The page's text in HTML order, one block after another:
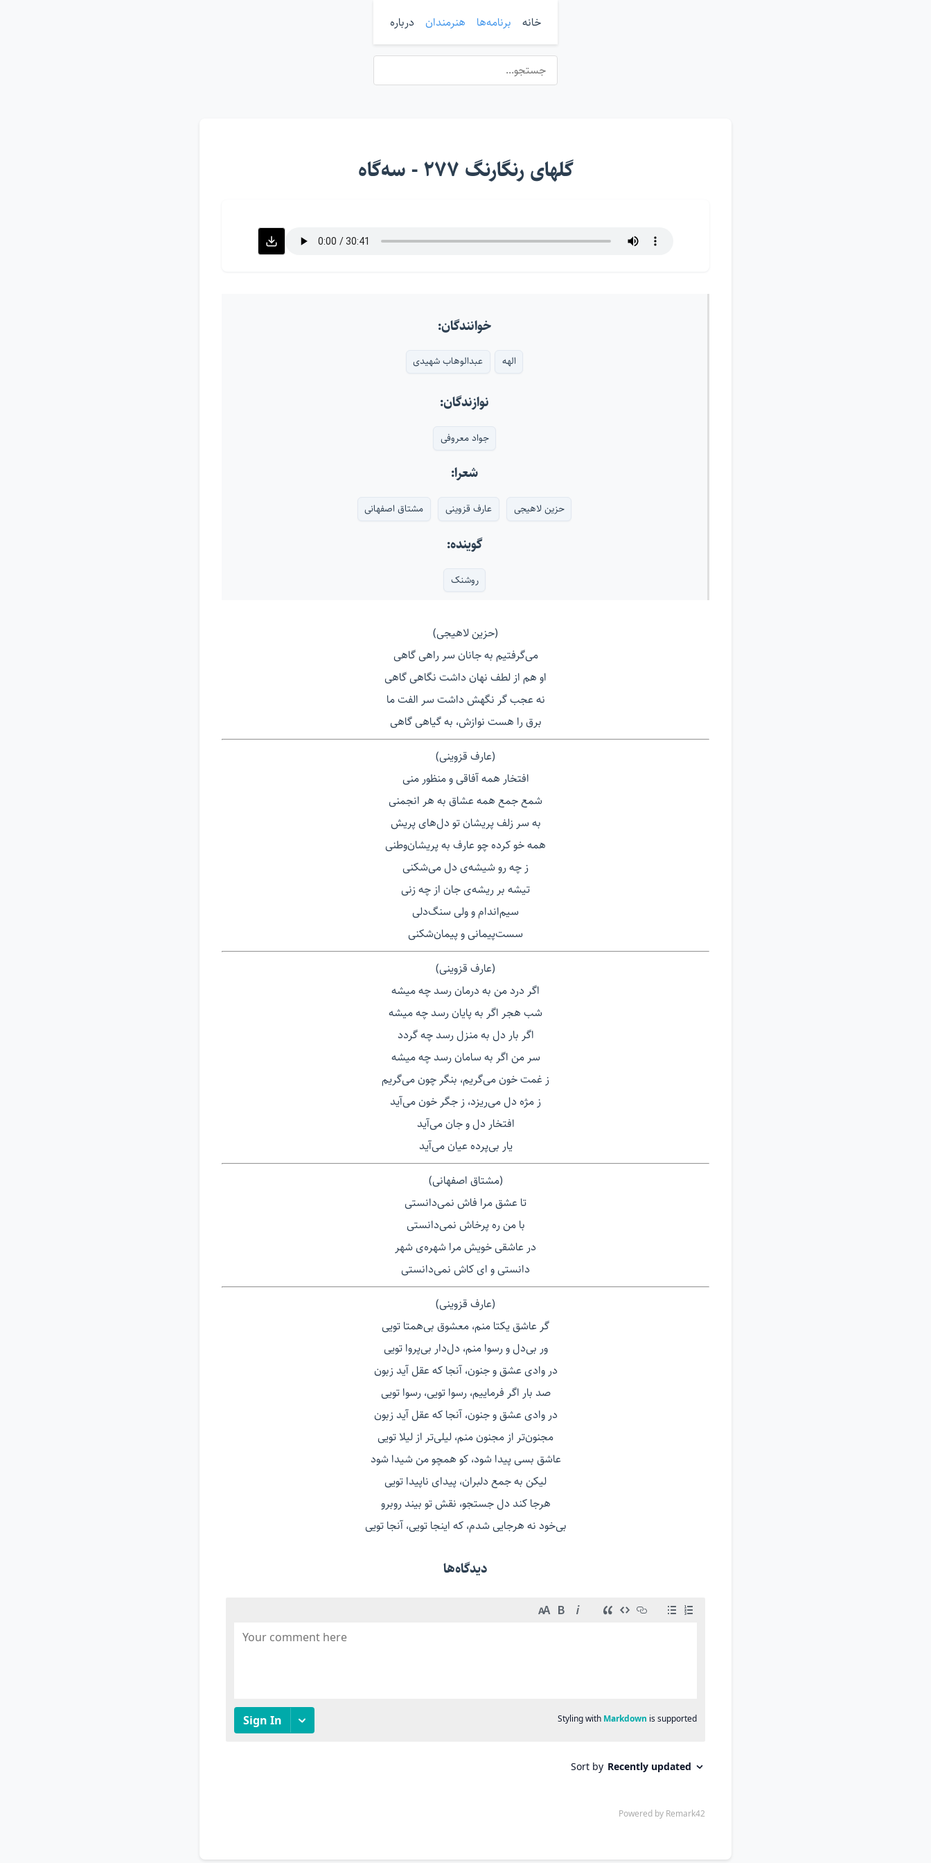
خانه برنامه‌ها هنرمندان درباره
گلهای رنگارنگ ۲۷۷ - سه‌گاه
خوانندگان:
الهه عبدالوهاب شهیدی
نوازندگان:
جواد معروفی
شعرا:
حزین لاهیجی عارف قزوینی مشتاق اصفهانی
گوینده:
روشنک
(حزین لاهیجی)
می‌گرفتیم به جانان سر راهی گاهی
او هم از لطف نهان داشت نگاهی گاهی
نه عجب گر نگهش داشت سر الفت ما
برق را هست نوازش، به گیاهی گاهی
(عارف قزوینی)
افتخار همه آفاقی و منظور منی
شمع جمع همه عشاق به هر انجمنی
به سر زلف پریشان تو دل‌های پریش
همه خو کرده چو عارف به پریشان‌وطنی
ز چه رو شیشه‌ی دل می‌شکنی
تیشه بر ریشه‌ی جان از چه زنی
سیم‌اندام و ولی سنگ‌دلی
سست‌پیمانی و پیمان‌شکنی
(عارف قزوینی)
اگر درد من به درمان رسد چه میشه
شب هجر اگر به پایان رسد چه میشه
اگر بار دل به منزل رسد چه گردد
سر من اگر به سامان رسد چه میشه
ز غمت خون می‌گریم، بنگر چون می‌گریم
ز مژه دل می‌ریزد، ز جگر خون می‌آید
افتخار دل و جان می‌آید
یار بی‌پرده عیان می‌آید
(مشتاق اصفهانی)
تا عشق مرا فاش نمی‌دانستی
با من ره پرخاش نمی‌دانستی
در عاشقی خویش مرا شهره‌ی شهر
دانستی و ای کاش نمی‌دانستی
(عارف قزوینی)
گر عاشق یکتا منم، معشوق بی‌همتا تویی
ور بی‌دل و رسوا منم، دل‌دار بی‌پروا تویی
در وادی عشق و جنون، آنجا که عقل آید زبون
صد بار اگر فرماییم، رسوا تویی، رسوا تویی
در وادی عشق و جنون، آنجا كه عقل آید زبون
مجنون‌تر از مجنون منم، لیلی‌تر از لیلا تویی
عاشق بسی پیدا شود، کو همچو من شیدا شود
لیکن به جمع دلبران، پیدای ناپیدا تویی
هرجا کند دل جستجو، نقش تو بیند روبرو
بی‌خود نه هرجایی شدم، که اینجا تویی، آنجا تویی
دیدگاه‌ها